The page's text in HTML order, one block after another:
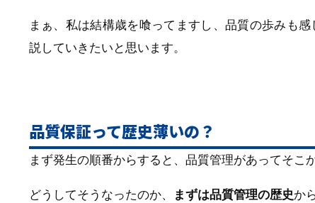
まぁ、私は結構歳を喰ってますし、品質の歩みも
説していきたいと思います。
品質保証って歴史薄いの？
まず発生の順番からすると、品質管理があってそこ
どうしてそうなったのか、 まずは品質管理の歴史か